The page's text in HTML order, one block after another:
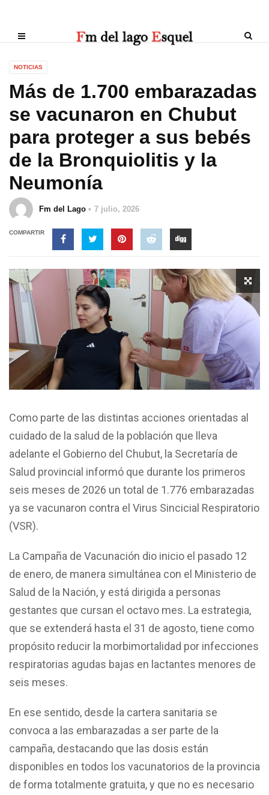
NOTICIAS
Más de 1.700 embarazadas
se vacunaron en Chubut
para proteger a sus bebés
de la Bronquiolitis y la
Neumonía
Fm del Lago 7 julio, 2026
COMPARTIR
Como parte de las distintas acciones orientadas al
cuidado de la salud de la población que lleva
adelante el Gobierno del Chubut, la Secretaría de
Salud provincial informó que durante los primeros
seis meses de 2026 un total de 1.776 embarazadas
ya se vacunaron contra el Virus Sincicial Respiratorio
(VSR).
La Campaña de Vacunación dio inicio el pasado 12
de enero, de manera simultánea con el Ministerio de
Salud de la Nación, y está dirigida a personas
gestantes que cursan el octavo mes. La estrategia,
que se extenderá hasta el 31 de agosto, tiene como
propósito reducir la morbimortalidad por infecciones
respiratorias agudas bajas en lactantes menores de
seis meses.
En ese sentido, desde la cartera sanitaria se
convoca a las embarazadas a ser parte de la
campaña, destacando que las dosis están
disponibles en todos los vacunatorios de la provincia
de forma totalmente gratuita, y que no es necesario